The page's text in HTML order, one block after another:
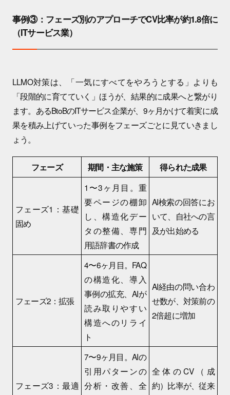
事例③：フェーズ別のアプローチでCV比率が約1.8倍に
（ITサービス業）
LLMO対策は、「一気にすべてをやろうとする」よりも
「段階的に育てていく」ほうが、結果的に成果へと繋がり
ます。あるBtoBのITサービス企業が、9ヶ月かけて着実に成
果を積み上げていった事例をフェーズごとに見ていきまし
ょう。
フェーズ 期間・主な施策 得られた成果
フェーズ1：基礎
固め
1〜3ヶ月目。重
要ページの棚卸
し、構造化デー
タの整備、専門
用語辞書の作成
AI検索の回答にお
いて、自社への言
及が出始める
フェーズ2：拡張
4〜6ヶ月目。FAQ
の構造化、導入
事例の拡充、AIが
読み取りやすい
構造へのリライ
ト
AI経由の問い合わ
せ数が、対策前の
2倍超に増加
フェーズ3：最適
7〜9ヶ月目。AIの
引用パターンの
分析・改善、全
全体のCV（成
約）比率が、従来